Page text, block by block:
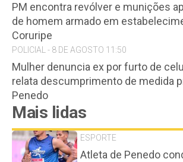
PM encontra revólver e munições
de homem armado em
Coruripe
POLICIAL - 8 DE AGOSTO 11:50
Mulher denuncia ex por furto de
relata descumprimento de medida
Penedo
Mais lidas
ESPORTE
Atleta de Penedo